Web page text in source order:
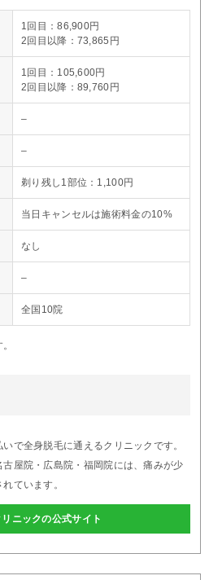
1回目：86,900円
2回目以降：73,865円
1回目：105,600円
2回目以降：89,760円
–
–
剃り残し1部位：1,100円
当日キャンセルは施術料金の10%
なし
–
全国10院
で全身脱毛に通えるクリニックです。
屋院・広島院・福岡院には、痛みが少
ています。
ニックの公式サイト